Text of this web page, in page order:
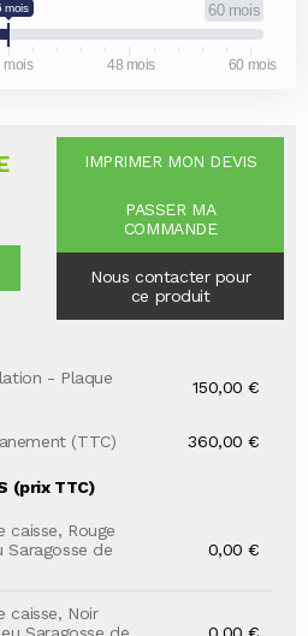
60 mois
mois
mois 48 mois 60 mois
IMPRIMER MON DEVIS
PASSER MA
COMMANDE
Nous contacter pour
ce produit
- Plaque
150,00 €
(TTC) 360,00 €
(prix TTC)
caisse, Rouge
Saragosse de
0,00 €
caisse, Noir